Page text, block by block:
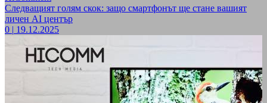
Следващият голям скок: защо смартфонът ще стане вашият
личен AI център
0 | 19.12.2025